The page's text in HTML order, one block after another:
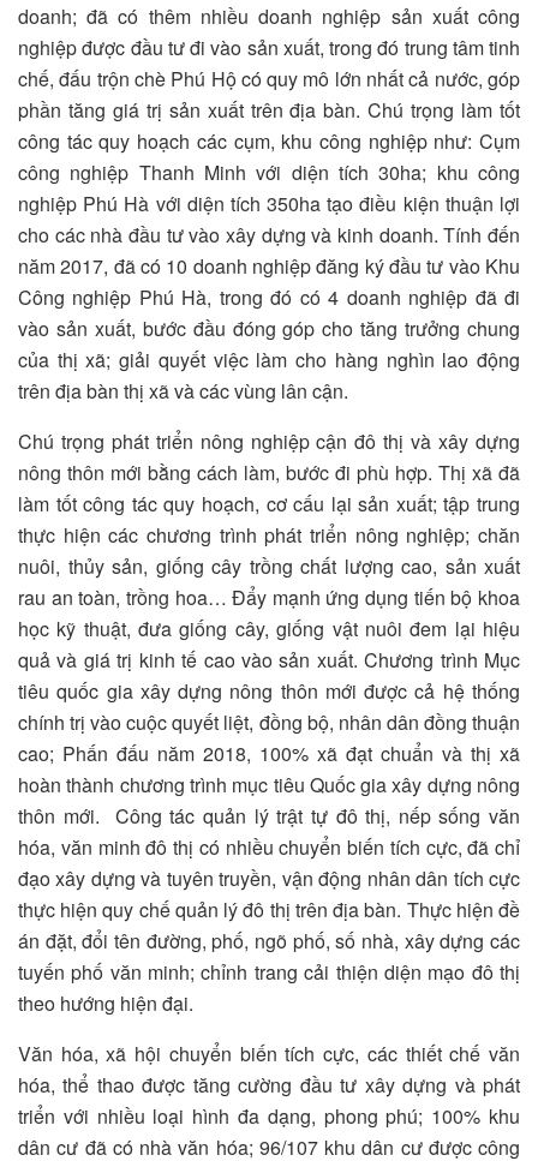
doanh; đã có thêm nhiều doanh nghiệp sản xuất công
nghiệp được đầu tư đi vào sản xuất, trong đó trung tâm tinh
chế, đấu trộn chè Phú Hộ có quy mô lớn nhất cả nước, góp
phần tăng giá trị sản xuất trên địa bàn. Chú trọng làm tốt
công tác quy hoạch các cụm, khu công nghiệp như: Cụm
công nghiệp Thanh Minh với diện tích 30ha; khu công
nghiệp Phú Hà với diện tích 350ha tạo điều kiện thuận lợi
cho các nhà đầu tư vào xây dựng và kinh doanh. Tính đến
năm 2017, đã có 10 doanh nghiệp đăng ký đầu tư vào Khu
Công nghiệp Phú Hà, trong đó có 4 doanh nghiệp đã đi
vào sản xuất, bước đầu đóng góp cho tăng trưởng chung
của thị xã; giải quyết việc làm cho hàng nghìn lao động
trên địa bàn thị xã và các vùng lân cận.
Chú trọng phát triển nông nghiệp cận đô thị và xây dựng
nông thôn mới bằng cách làm, bước đi phù hợp. Thị xã đã
làm tốt công tác quy hoạch, cơ cấu lại sản xuất; tập trung
thực hiện các chương trình phát triển nông nghiệp; chăn
nuôi, thủy sản, giống cây trồng chất lượng cao, sản xuất
rau an toàn, trồng hoa… Đẩy mạnh ứng dụng tiến bộ khoa
học kỹ thuật, đưa giống cây, giống vật nuôi đem lại hiệu
quả và giá trị kinh tế cao vào sản xuất. Chương trình Mục
tiêu quốc gia xây dựng nông thôn mới được cả hệ thống
chính trị vào cuộc quyết liệt, đồng bộ, nhân dân đồng thuận
cao; Phấn đấu năm 2018, 100% xã đạt chuẩn và thị xã
hoàn thành chương trình mục tiêu Quốc gia xây dựng nông
thôn mới. Công tác quản lý trật tự đô thị, nếp sống văn
hóa, văn minh đô thị có nhiều chuyển biến tích cực, đã chỉ
đạo xây dựng và tuyên truyền, vận động nhân dân tích cực
thực hiện quy chế quản lý đô thị trên địa bàn. Thực hiện đề
án đặt, đổi tên đường, phố, ngõ phố, số nhà, xây dựng các
tuyến phố văn minh; chỉnh trang cải thiện diện mạo đô thị
theo hướng hiện đại.
Văn hóa, xã hội chuyển biến tích cực, các thiết chế văn
hóa, thể thao được tăng cường đầu tư xây dựng và phát
triển với nhiều loại hình đa dạng, phong phú; 100% khu
dân cư đã có nhà văn hóa; 96/107 khu dân cư được công